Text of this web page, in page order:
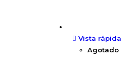
Vista rápida
Agotado